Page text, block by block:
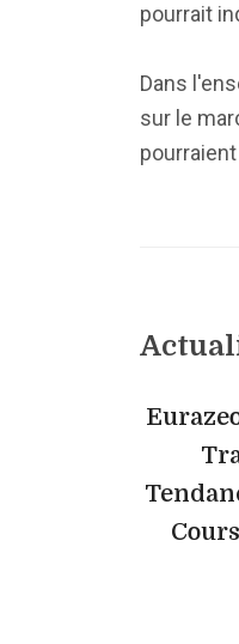
pourrait
Dans
sur le